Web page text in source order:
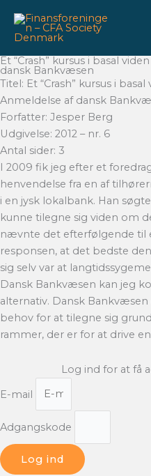
indholdet
Et “Crash” kursus i basal
dansk Bankvæsen
Titel: Et “Crash” kursus i
Anmeldelse af dansk
Forfatter: Jesper Berg
Udgivelse: 2012 – nr. 6
Antal sider: 3
I 2009 fik jeg efter et
henvendelse fra en af
i en jysk lokalbank. Han
kunne tilegne sig viden om
nævnte det efterfølgende til
responsen, at det bedste
sig selv var at
Dansk Bankvæsen kan jeg
alternativ. Dansk
behov for at tilegne sig
rammer, der er for at drive
Log ind for at få
E-mail
Adgangskode
Log ind